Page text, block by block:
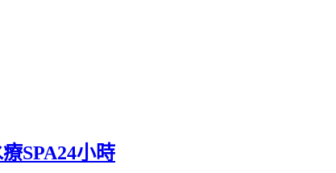
SPA24小時